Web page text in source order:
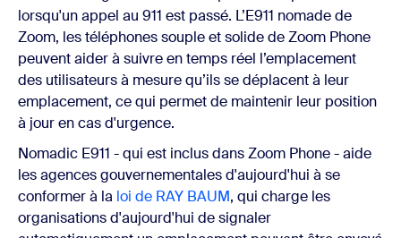
lorsqu'un appel au 911 est passé. L’E911 nomade de
Zoom, les téléphones souple et solide de Zoom Phone
peuvent aider à suivre en temps réel l’emplacement
des utilisateurs à mesure qu’ils se déplacent à leur
emplacement, ce qui permet de maintenir leur position
à jour en cas d'urgence.
Nomadic E911 - qui est inclus dans Zoom Phone - aide
les agences gouvernementales d'aujourd'hui à se
conformer à la loi de RAY BAUM, qui charge les
organisations d'aujourd'hui de signaler